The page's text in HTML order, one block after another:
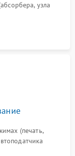
узла
программная
сканера.
(печать,
отпечатка